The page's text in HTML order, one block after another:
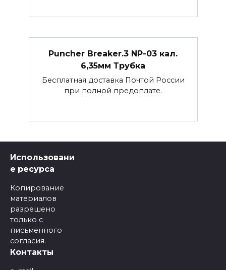
Puncher Breaker.3 NP-03 кал.
6,35мм Трубка
Бесплатная доставка Почтой России
при полной предоплате.
Использовани
е ресурса
Копирование
материалов
разрешено
только с
письменного
согласия.
Контакты